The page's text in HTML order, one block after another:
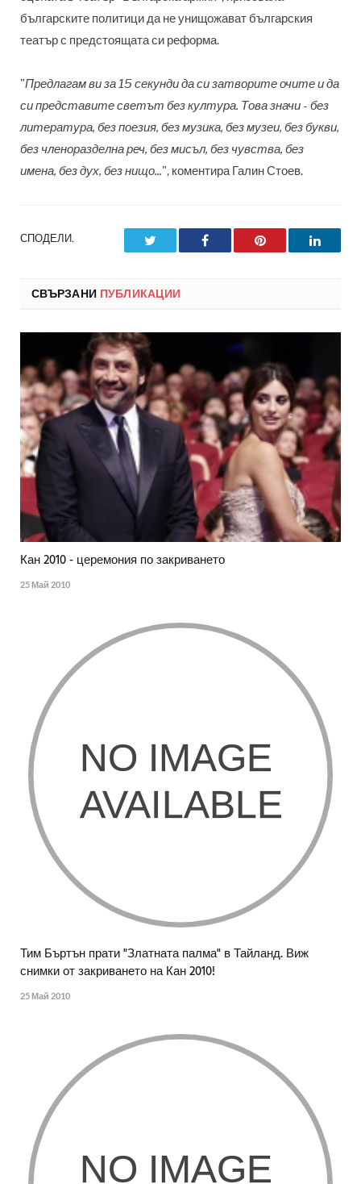
българските политици да не унищожават българския
театър с предстоящата си реформа.
"Предлагам ви за 15 секунди да си затворите очите и да
си представите светът без култура. Това значи - без
литература, без поезия, без музика, без музеи, без букви,
без членоразделна реч, без мисъл, без чувства, без
имена, без дух, без нищо...", коментира Галин Стоев.
СПОДЕЛИ. Facebook Pinterest
СВЪРЗАНИ ПУБЛИКАЦИИ
Кан 2010 - церемония по закриването
25 Май 2010
Тим Бъртън прати "Златната палма" в Тайланд. Виж
снимки от закриването на Кан 2010!
25 Май 2010